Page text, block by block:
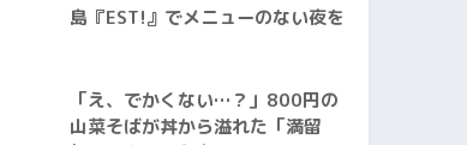
島『EST!』でメニューのない夜を
「え、でかくない…？」800円の
山菜そばが丼から溢れた「満留